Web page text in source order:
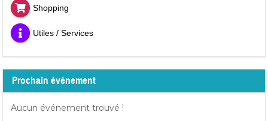
Shopping
Utiles / Services
Prochain événement
Aucun événement trouvé !